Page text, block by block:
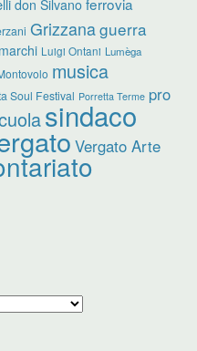
don Silvano
Grizzanaguerra
Luigi Ontani Lumèga
musica
Soul Festival Porretta Terme pro
sindaco
Vergato Arte